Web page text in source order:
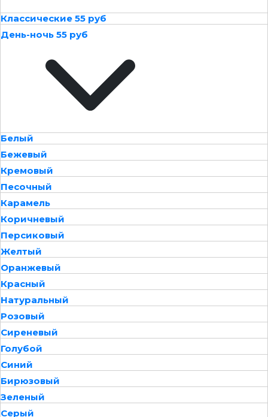
Классические 55 руб
День-ночь 55 руб
Белый
Бежевый
Кремовый
Песочный
Карамель
Коричневый
Персиковый
Желтый
Оранжевый
Красный
Натуральный
Розовый
Сиреневый
Голубой
Синий
Бирюзовый
Зеленый
Серый